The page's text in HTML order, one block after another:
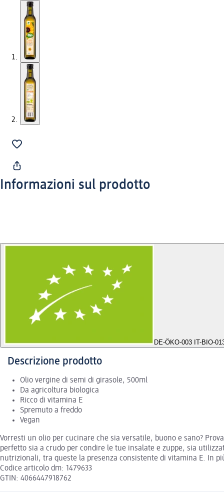
Informazioni sul prodotto
DE-ÖKO-003 IT-BIO-
Descrizione prodotto
Olio vergine di semi di girasole, 500ml
Da agricoltura biologica
Ricco di vitamina E
Spremuto a freddo
Vegan
Vorresti un olio per cucinare che sia versatile, buono e sano?
perfetto sia a crudo per condire le tue insalate e zuppe, sia
nutrizionali, tra queste la presenza consistente di vitamina E. In
Codice articolo dm: 1479633
GTIN: 4066447918762